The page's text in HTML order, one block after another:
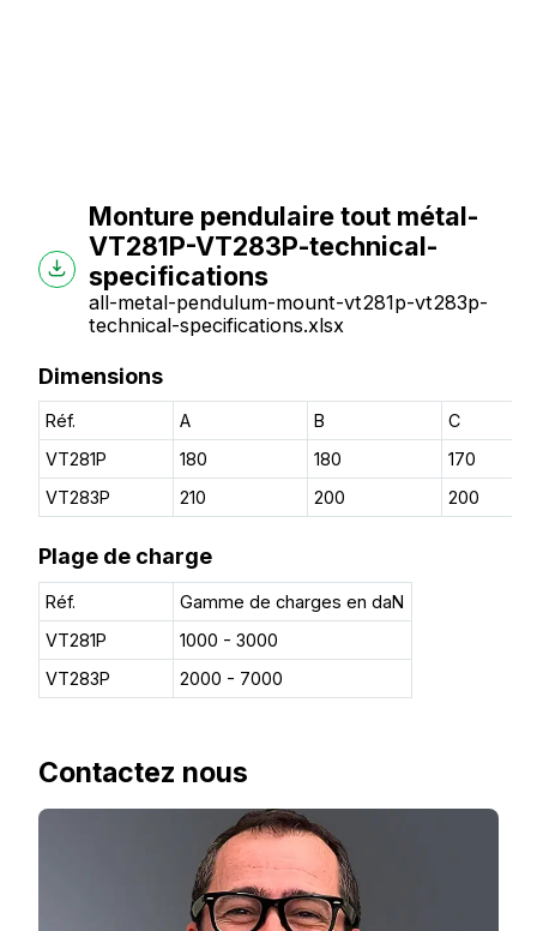
Monture pendulaire tout métal-
VT281P-VT283P-technical-
specifications
all-metal-pendulum-mount-vt281p-vt283p-
technical-specifications.xlsx
Dimensions
Réf. A B
C
VT281P
180 180
170
VT283P
210 200 200
Plage de charge
Réf.
Gamme de charges en daN
VT281P
1000 - 3000
VT283P
2000 - 7000
Contactez nous